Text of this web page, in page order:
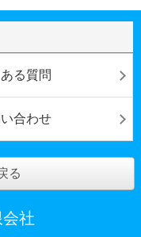
る質問
合わせ
る
社